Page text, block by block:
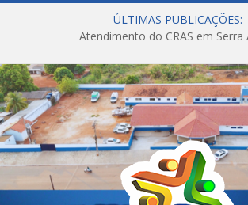
ÚLTIMAS PUBLICAÇÕES:
Atendimento do CRAS em Serra